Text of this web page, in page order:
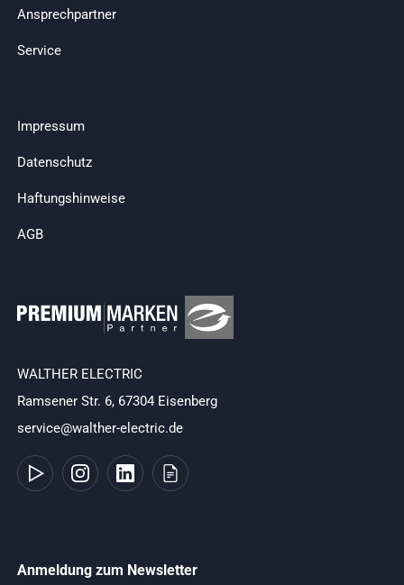
Ansprechpartner
Service
Impressum
Datenschutz
Haftungshinweise
AGB
WALTHER ELECTRIC
Ramsener Str. 6, 67304 Eisenberg
service@walther-electric.de
Anmeldung zum Newsletter